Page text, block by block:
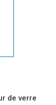
de verre